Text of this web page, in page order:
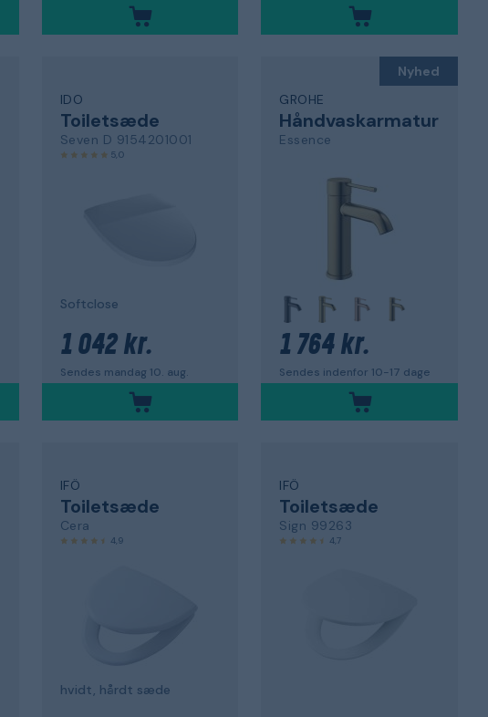
IDO
Toiletsæde
Seven D 9154201001
5,0
Softclose
1 042 kr.
Sendes mandag 10. aug.
Nyhed
GROHE
Håndvaskarmatur
Essence
1 764 kr.
Sendes indenfor 10-17 dage
IFÖ
Toiletsæde
Cera
4,9
hvidt, hårdt sæde
IFÖ
Toiletsæde
Sign 99263
4,7